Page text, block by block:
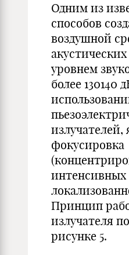
Одним из
способов
воздушной
уровнем
более 130140
излучателей,
фокусировка
интенсивных
Принцип
излучателя
рисунке 5.